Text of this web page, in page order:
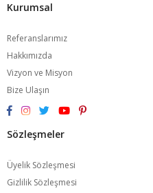
Kurumsal
Referanslarımız
Hakkımızda
Vizyon ve Misyon
Bize Ulaşın
Sözleşmeler
Üyelik Sözleşmesi
Gizlilik Sözleşmesi